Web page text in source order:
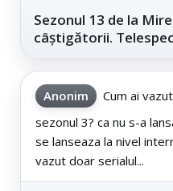
Sezonul 13 de la
câștigătorii.
Anonim
Cum ai
sezonul 3? ca nu s-a
se lanseaza la nivel
vazut doar serialul...